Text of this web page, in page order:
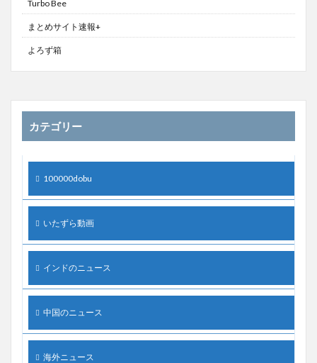
Turbo Bee
まとめサイト速報+
よろず箱
カテゴリー
100000dobu
いたずら動画
インドのニュース
中国のニュース
海外ニュース